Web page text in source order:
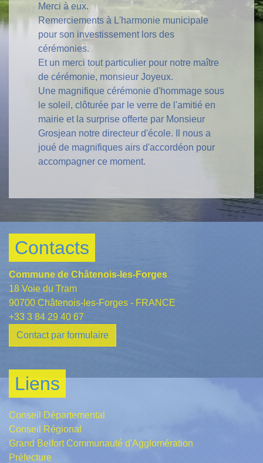
Merci à eux.
Remerciements à L'harmonie municipale
pour son investissement lors des
cérémonies.
Et un merci tout particulier pour notre maître
de cérémonie, monsieur Joyeux.
Une magnifique cérémonie d'hommage sous
le soleil, clôturée par le verre de l'amitié en
mairie et la surprise offerte par Monsieur
Grosjean notre directeur d'école. Il nous a
joué de magnifiques airs d'accordéon pour
accompagner ce moment.
Contacts
Commune de Châtenois-les-Forges
18 Voie du Tram
90700 Châtenois-les-Forges - FRANCE
+33 3 84 29 40 67
Contact par formulaire
Liens
Conseil Départemental
Conseil Régional
Grand Belfort Communauté d'Agglomération
Préfecture